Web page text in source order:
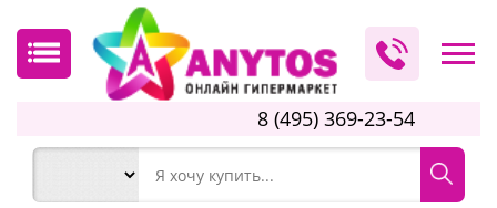
8 (495) 369-23-54